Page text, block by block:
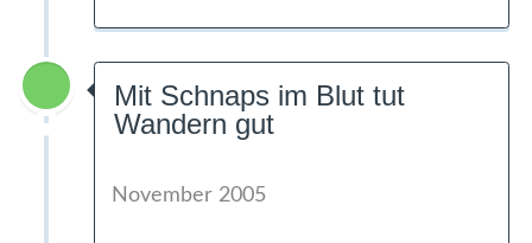
Mit Schnaps im Blut tut
Wandern gut
November 2005